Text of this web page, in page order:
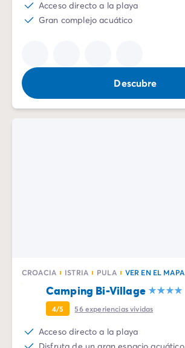
Acceso directo a la playa
Gran complejo acuático
Descubre
CROACIA ISTRIA PULA VER EN EL MAPA
Camping Bi-Village
4/5 56experiencias vividas
Acceso directo a la playa
Disfruta de un gran espacio acuático